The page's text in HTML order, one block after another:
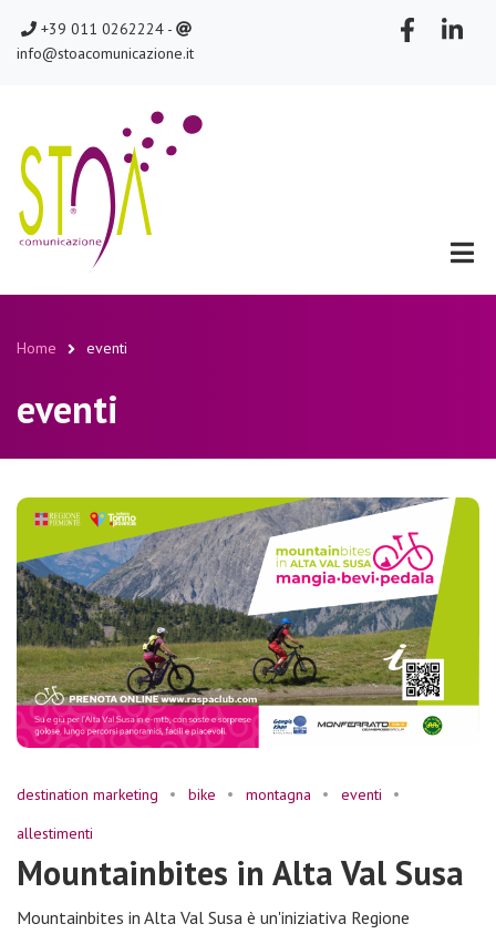
contenuto
chiamaci
+39 011 0262224 -
scrivici
info@stoacomunicazione.it
Briciole
di
pane
Home eventi
eventi
destination marketing bike montagna
eventi
allestimenti
Mountainbites in Alta Val Susa
Mountainbites in Alta Val Susa è un'iniziativa Regione